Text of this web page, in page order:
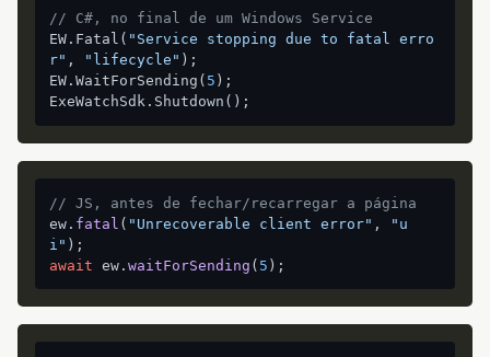
// C#, no final de um Windows Service
EW.Fatal( "Service stopping due to fatal erro
r" , "lifecycle" );
EW.WaitForSending( 5 );
// JS, antes de fechar/recarregar a página
ew. fatal ( "Unrecoverable client error" ,
"u
i"
await ew. waitForSending ( 5